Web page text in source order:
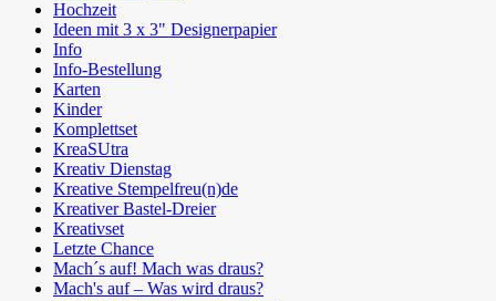
Hochzeit
Ideen mit 3 x 3" Designerpapier
Info
Info-Bestellung
Karten
Kinder
Komplettset
KreaSUtra
Kreativ Dienstag
Kreative Stempelfreu(n)de
Kreativer Bastel-Dreier
Kreativset
Letzte Chance
Mach´s auf! Mach was draus?
Mach's auf – Was wird draus?